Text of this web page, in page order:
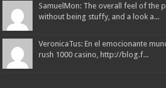
SamuelMon: The overall feel of the
without being stuffy, and a look a...
VeronicaTus: En el emocionante
rush 1000 casino, http://blog.f...